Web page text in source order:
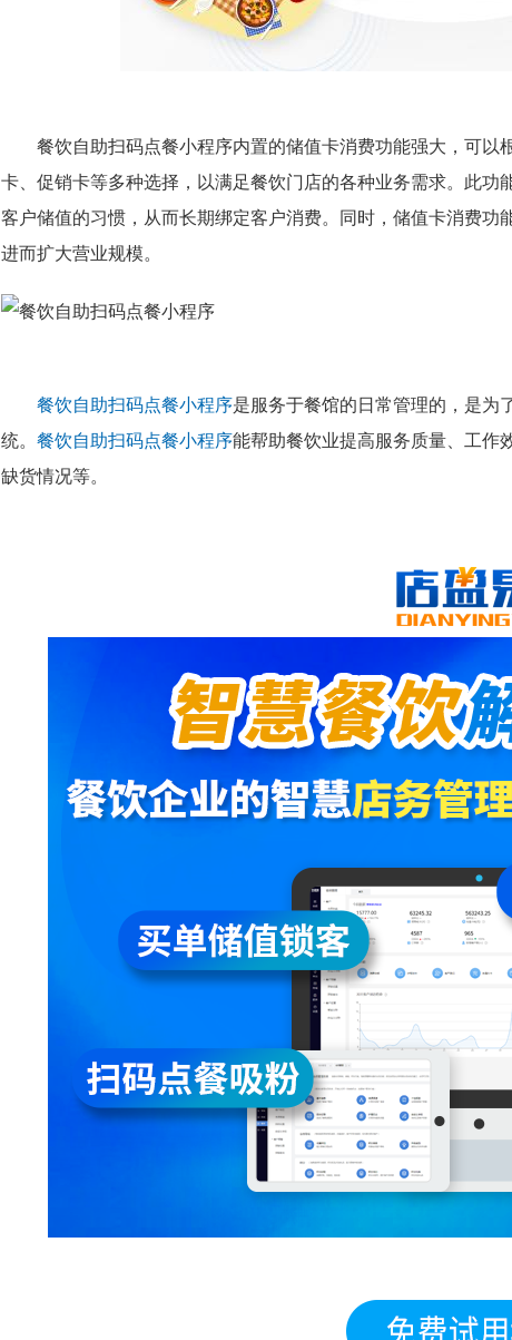
餐饮自助扫码点餐小程序内置的储值卡消费功能强大，可
卡、促销卡等多种选择，以满足餐饮门店的各种业务需求。此
客户储值的习惯，从而长期绑定客户消费。同时，储值卡消费功
进而扩大营业规模。
餐饮自助扫码点餐小程序是服务于餐馆的日常管理的，是为
统。 餐饮自助扫码点餐小程序能帮助餐饮业提高服务质量、工作
缺货情况等。